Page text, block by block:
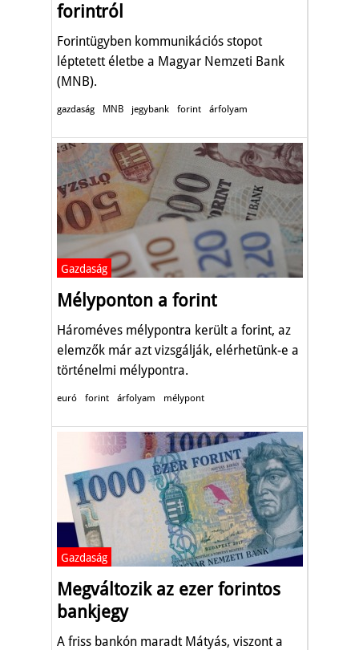
forintról
Forintügyben kommunikációs stopot
léptetett életbe a Magyar Nemzeti Bank
(MNB).
gazdaság MNB jegybank forint árfolyam
Gazdaság
Mélyponton a forint
Hároméves mélypontra került a forint, az
elemzők már azt vizsgálják, elérhetünk-e a
történelmi mélypontra.
euró forint árfolyam mélypont
Gazdaság
Megváltozik az ezer forintos
bankjegy
A friss bankón maradt Mátyás, viszont a